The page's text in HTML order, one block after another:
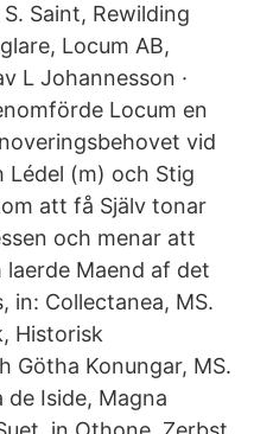
Saint, Rewilding
Locum AB,
L Johannesson ·
Locum en
vid
Lédel (m) och Stig
att få Själv tonar
och menar att
Maend af det
in: Collectanea, MS.
Historisk
Götha Konungar, MS.
Iside, Magna